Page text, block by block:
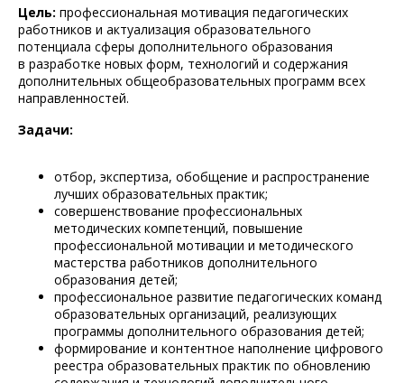
Цель: профессиональная мотивация педагогических
работников и актуализация образовательного
потенциала сферы дополнительного образования
в разработке новых форм, технологий и содержания
дополнительных общеобразовательных программ всех
направленностей.
Задачи:
отбор, экспертиза, обобщение и распространение
лучших образовательных практик;
совершенствование профессиональных
методических компетенций, повышение
профессиональной мотивации и методического
мастерства работников дополнительного
образования детей;
профессиональное развитие педагогических команд
образовательных организаций, реализующих
программы дополнительного образования детей;
формирование и контентное наполнение цифрового
реестра образовательных практик по обновлению